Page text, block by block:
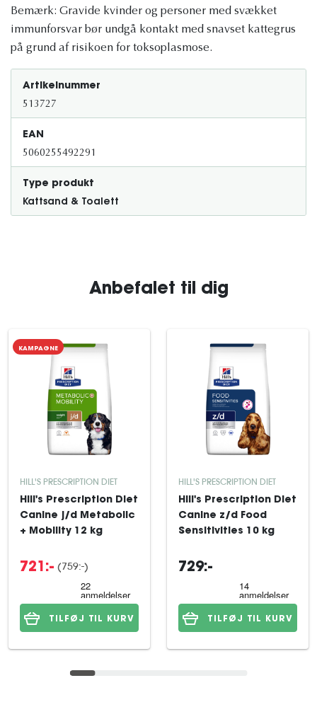
Bemærk: Gravide kvinder og personer med svækket
immunforsvar bør undgå kontakt med snavset kattegrus
på grund af risikoen for toksoplasmose.
Artikelnummer
513727
EAN
5060255492291
Type produkt
Kattsand & Toalett
Anbefalet til dig
KAMPAGNE
HILL'S PRESCRIPTION DIET
Hill's Prescription Diet
Canine j/d Metabolic
+ Mobility 12 kg
721:- (759:-)
TILFØJ TIL KURV
HILL'S PRESCRIPTION DIET
Hill's Prescription Diet
Canine z/d Food
Sensitivities 10 kg
729:-
TILFØJ TIL KURV